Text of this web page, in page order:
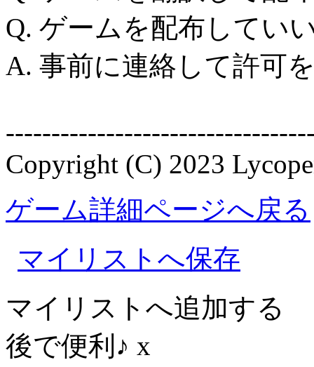
Q. ゲームを配布してい
A. 事前に連絡して許可
Copyright (C) 2023
ゲーム詳細ページへ戻る
マイリストへ保存
マイリストへ追加する
後で便利♪ x